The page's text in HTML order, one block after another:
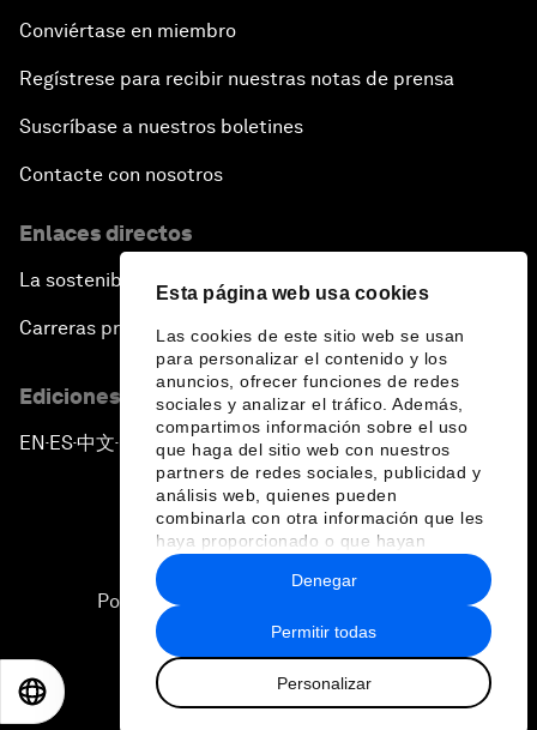
Esta página web usa cookies
Las cookies de este sitio web se usan
para personalizar el contenido y los
anuncios, ofrecer funciones de redes
sociales y analizar el tráfico. Además,
compartimos información sobre el uso
que haga del sitio web con nuestros
partners de redes sociales, publicidad y
análisis web, quienes pueden
combinarla con otra información que les
haya proporcionado o que hayan
recopilado a partir del uso que haya
hecho de sus servicios.
Permitir todas
Personalizar
Denegar
Conviértase en miembro
Regístrese para recibir nuestras notas de prensa
Suscríbase a nuestros boletines
Contacte con nosotros
Enlaces directos
La sostenibilidad en el Foro
Carreras profesionales
Ediciones en otros idiomas
EN ▪ES▪中文▪ 日本語
Política de privacidad y normas de uso
Sitemap
2026 Foro Económico Mundial